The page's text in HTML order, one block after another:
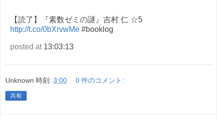
【読了】『素数ゼミの謎』吉村 仁 ☆5
http://t.co/0bXrvwMe #booklog
posted at13:03:13
Unknown 時刻: 3:00 0 件のコメント:
共有